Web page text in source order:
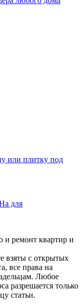
или плитку под
для
и ремонт квартир и
взяты с открытых
все права на
Любое
разрешается только
статьи.